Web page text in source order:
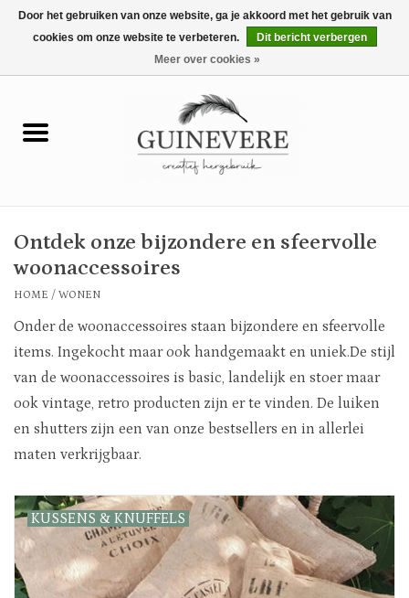
0 Artikelen - €0,00
Meubels
Tuin en buiten
Mode
Uitverkocht
Zomer
Contact
Ontdek onze bijzondere en sfeervolle
woonaccessoires
HOME / WONEN
Onder de woonaccessoires staan bijzondere en sfeervolle
items. Ingekocht maar ook handgemaakt en uniek.De stijl
van de woonaccessoires is basic, landelijk en stoer maar
ook vintage, retro producten zijn er te vinden. De luiken
en shutters zijn een van onze bestsellers en in allerlei
maten verkrijgbaar.
KUSSENS & KNUFFELS
Door het gebruiken van onze website, ga je akkoord met het gebruik van
cookies om onze website te verbeteren.
Dit bericht verbergen
Meer over cookies »